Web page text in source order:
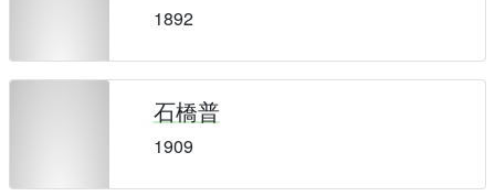
1892
石橋普
1909